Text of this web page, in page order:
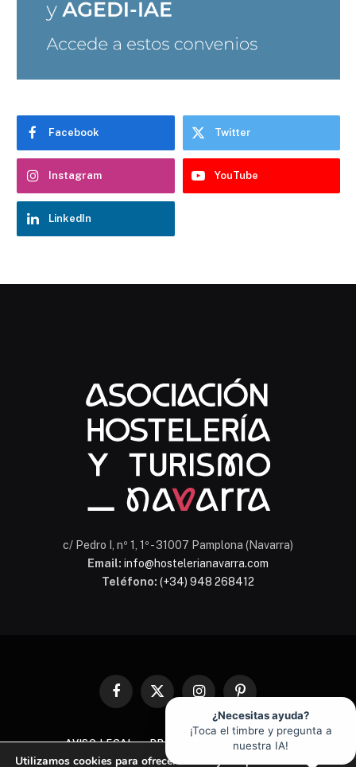
Facebook Twitter
Instagram YouTube
LinkedIn
¿Necesitas ayuda?
¡Toca el timbre y pregunta a
nuestra IA!
Chatbot Hostelería Navarra
En línea
c/ Pedro I, nº 1, 1º - 31007 Pamplona (Navarra)
Email: info@hostelerianavarra.com
Teléfono: (+34) 948 268412
Facebook
X
(Twitter)
InstagramPinterest
AVISO LEGAL PROTECCIÓN DE DATOS
Utilizamos cookies para ofrecerte la mejor experiencia en